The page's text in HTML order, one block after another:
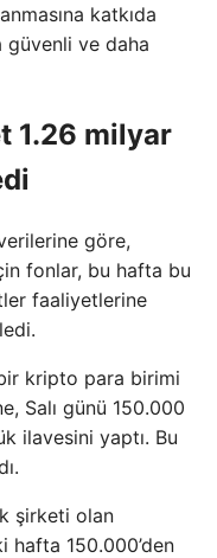
katkıda
güvenli ve daha
1.26 milyar
göre,
fonlar, bu hafta bu
faaliyetlerine
kripto para birimi
Salı günü 150.000
ilavesini yaptı. Bu
şirketi olan
hafta 150.000’den